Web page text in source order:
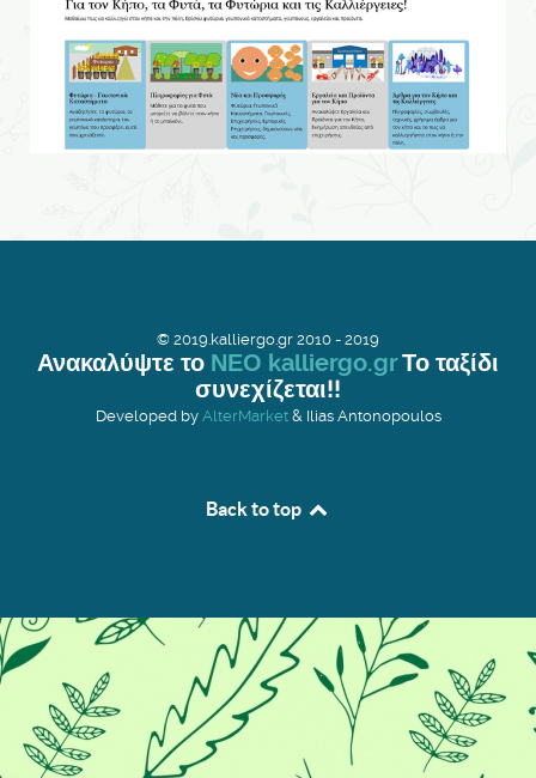
© 2019.kalliergo.gr 2010 - 2019
Ανακαλύψτε το ΝΕΟ kalliergo.grΤο ταξίδι
συνεχίζεται!!
Developed by AlterMarket& Ilias Antonopoulos
Back to top